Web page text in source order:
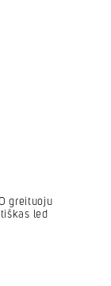
greituoju
led